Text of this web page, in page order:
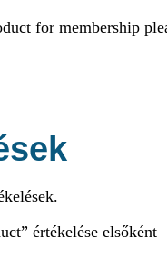
for membership
értékelése elsőként